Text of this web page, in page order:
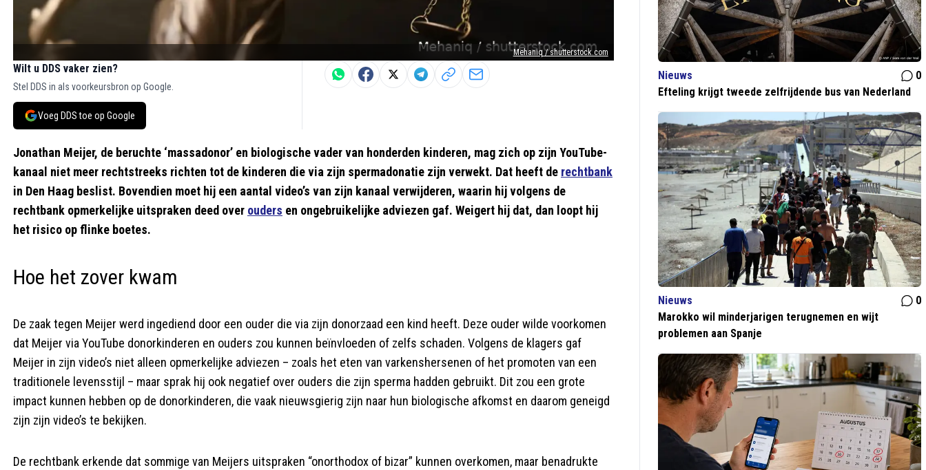
Mehaniq / shutterstock.com
Wilt u DDS vaker zien?
Stel DDS in als voorkeursbron op Google.
Voeg DDS toe op Google
Jonathan Meijer, de beruchte ‘massadonor’ en biologische vader van honderden kinderen, mag zich op zijn YouTube-
kanaal niet meer rechtstreeks richten tot de kinderen die via zijn spermadonatie zijn verwekt. Dat heeft de rechtbank
in Den Haag beslist. Bovendien moet hij een aantal video’s van zijn kanaal verwijderen, waarin hij volgens de
rechtbank opmerkelijke uitspraken deed over ouders en ongebruikelijke adviezen gaf. Weigert hij dat, dan loopt hij
het risico op flinke boetes.
Hoe het zover kwam
De zaak tegen Meijer werd ingediend door een ouder die via zijn donorzaad een kind heeft. Deze ouder wilde voorkomen
dat Meijer via YouTube donorkinderen en ouders zou kunnen beïnvloeden of zelfs schaden. Volgens de klagers gaf
Meijer in zijn video’s niet alleen opmerkelijke adviezen – zoals het eten van varkenshersenen of het promoten van een
traditionele levensstijl – maar sprak hij ook negatief over ouders die zijn sperma hadden gebruikt. Dit zou een grote
impact kunnen hebben op de donorkinderen, die vaak nieuwsgierig zijn naar hun biologische afkomst en daarom geneigd
zijn zijn video’s te bekijken.
De rechtbank erkende dat sommige van Meijers uitspraken “onorthodox of bizar” kunnen overkomen, maar benadrukte
Nieuws
0
Efteling krijgt tweede zelfrijdende bus van Nederland
Nieuws
0
Marokko wil minderjarigen terugnemen en wijt
problemen aan Spanje